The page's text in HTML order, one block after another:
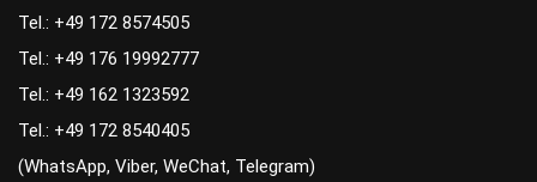
Tel.: +49 172 8574505
Tel.: +49 176 19992777
Tel.: +49 162 1323592
Tel.: +49 172 8540405
(WhatsApp, Viber, WeChat, Telegram)